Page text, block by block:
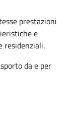
prestazioni
e
da e per